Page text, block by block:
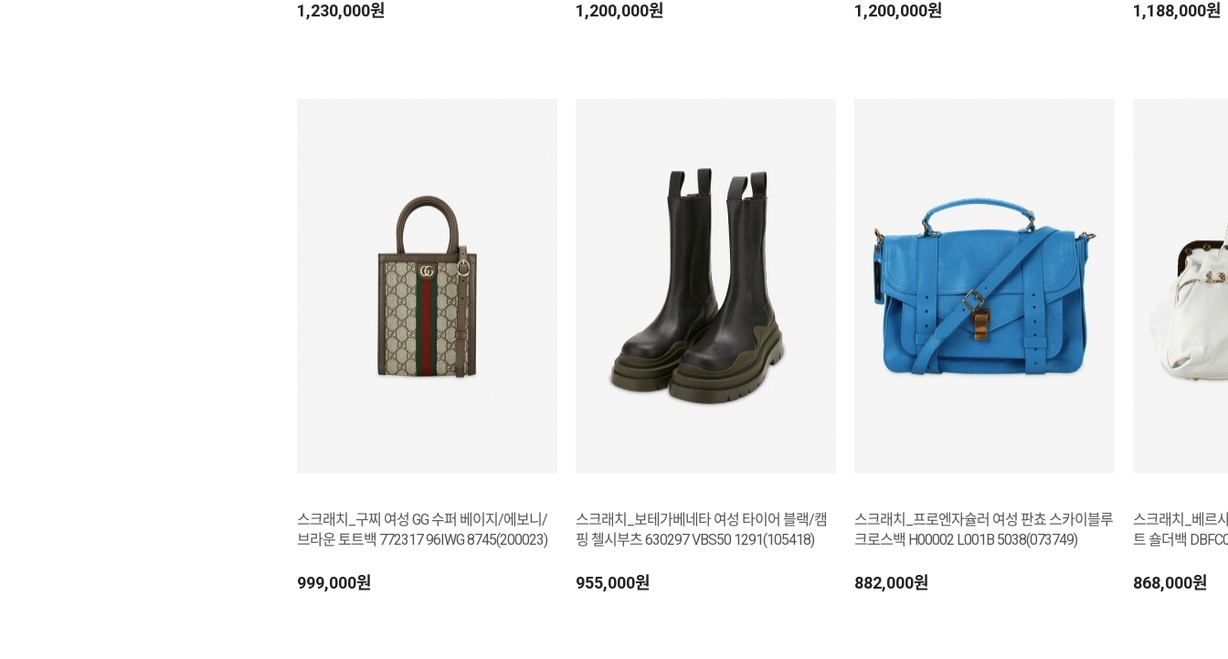
1,230,000원 1,200,000원 1,200,000원 1,188,000원
스크래치_구찌 여성 GG 수퍼 베이지/에보니/
브라운 토트백 772317 96IWG 8745(200023)
999,000원
스크래치_보테가베네타 여성 타이어 블랙/캠
핑 첼시부츠 630297 VBS50 1291(105418)
955,000원
스크래치_프로엔자슐러 여성 판쵸 스카이블루
크로스백 H00002 L001B 5038(073749)
882,000원
스크래치_베르
트 숄더백
868,000원